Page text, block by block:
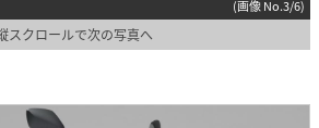
(画像 No.3/6)
スクロールで次の写真へ